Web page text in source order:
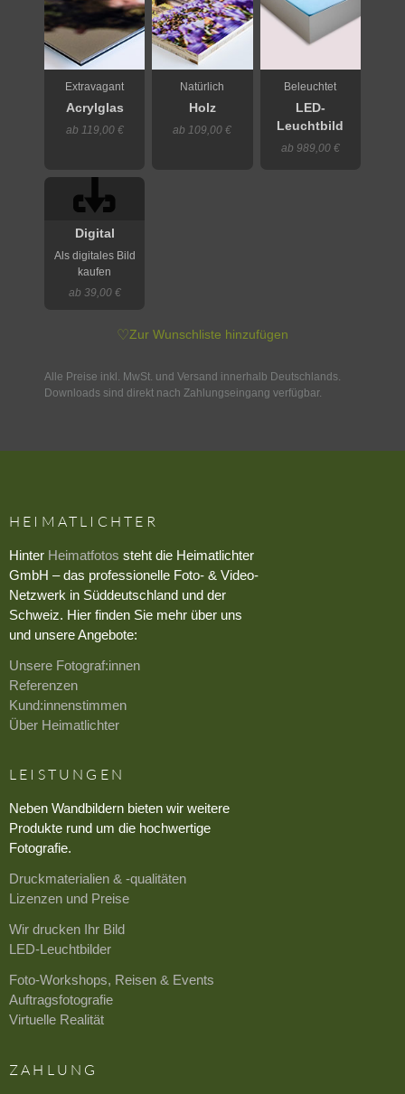
Extravagant
Acrylglas
ab 119,00 €
Natürlich
Holz
ab 109,00 €
Beleuchtet
LED-
Leuchtbild
ab 989,00 €
Digital
Als digitales Bild
kaufen
ab 39,00 €
♡Zur Wunschliste hinzufügen
Alle Preise inkl. MwSt. und Versand innerhalb Deutschlands.
Downloads sind direkt nach Zahlungseingang verfügbar.
HEIMATLICHTER
Hinter Heimatfotos steht die Heimatlichter
GmbH – das professionelle Foto- & Video-
Netzwerk in Süddeutschland und der
Schweiz. Hier finden Sie mehr über uns
und unsere Angebote:
Unsere Fotograf:innen
Referenzen
Kund:innenstimmen
Über Heimatlichter
LEISTUNGEN
Neben Wandbildern bieten wir weitere
Produkte rund um die hochwertige
Fotografie.
Druckmaterialien & -qualitäten
Lizenzen und Preise
Wir drucken Ihr Bild
LED-Leuchtbilder
Foto-Workshops, Reisen & Events
Auftragsfotografie
Virtuelle Realität
ZAHLUNG